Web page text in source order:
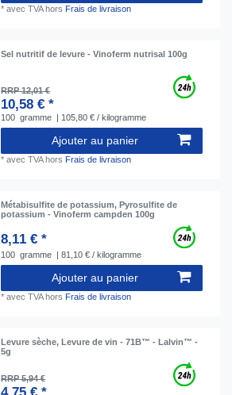
*avec TVAhors Frais de livraison
Sel nutritif de levure - Vinoferm nutrisal 100g
RRP 12,01 €
10,58 € *
100 gramme | 105,80 € / kilogramme
Ajouter au panier
*avec TVAhors Frais de livraison
Métabisulfite de potassium, Pyrosulfite de
potassium - Vinoferm campden 100g
8,11 € *
100 gramme | 81,10 € / kilogramme
Ajouter au panier
*avec TVAhors Frais de livraison
Levure sèche, Levure de vin - 71B™ - Lalvin™ -
5g
RRP 5,94 €